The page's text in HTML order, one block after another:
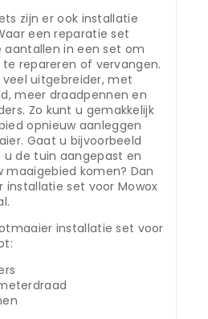
zijn er ook installatie
een reparatie set
aantallen in een set om
repareren of vervangen.
uitgebreider, met
meer draadpennen en
Zo kunt u gemakkelijk
opnieuw aanleggen
Gaat u bijvoorbeeld
de tuin aangepast en
komen? Dan
installatie set voor Mowox
installatie set voor